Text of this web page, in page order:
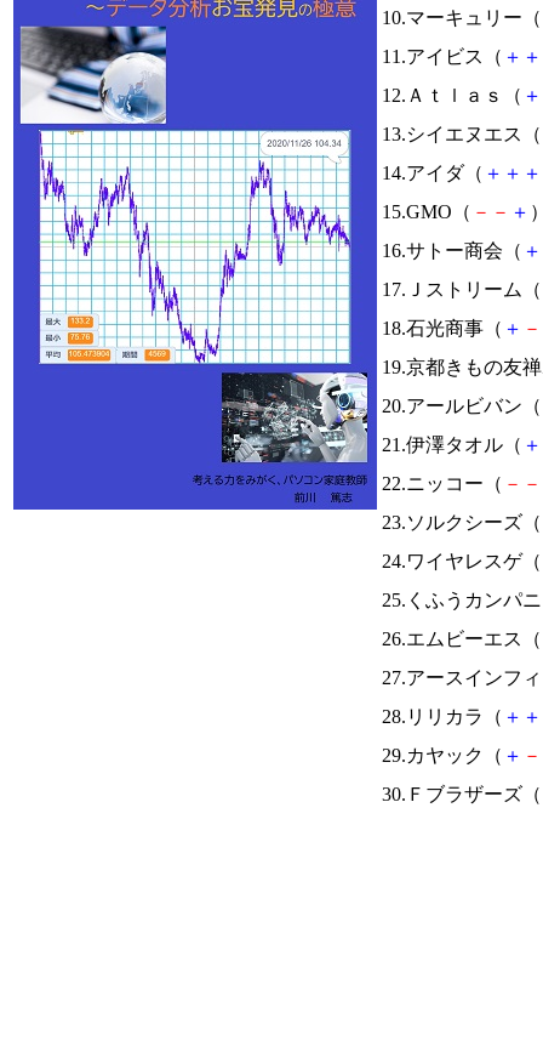
10.マーキュリー（
11.アイビス（ ＋ ＋
12.Ａｔｌａｓ（ ＋
13.シイエヌエス（
14.アイダ（ ＋ ＋ ＋
15.GMO（ － － ＋
16.サトー商会（ ＋
17.Ｊストリーム（
18.石光商事（ ＋ －
19.京都きもの友
20.アールビバン（
21.伊澤タオル（ ＋
22.ニッコー（ － －
23.ソルクシーズ（
24.ワイヤレスゲ（
25.くふうカンパ
26.エムビーエス（
27.アースインフ
28.リリカラ（ ＋ ＋
29.カヤック（ ＋ －
30.Ｆブラザーズ（